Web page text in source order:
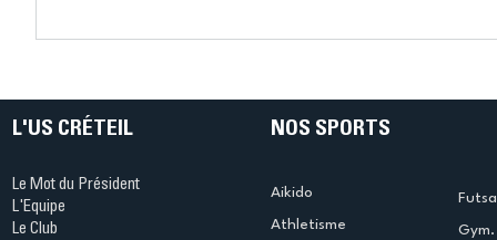
L'US CRÉTEIL
Le Mot du Président
L'Equipe
Le Club
NOS SPORTS
Aikido
Athletisme